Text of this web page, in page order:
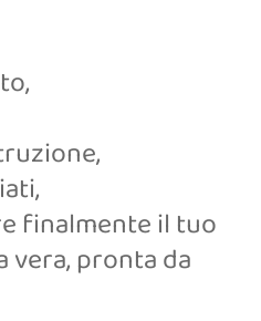
finalmente il tuo
vera, pronta da